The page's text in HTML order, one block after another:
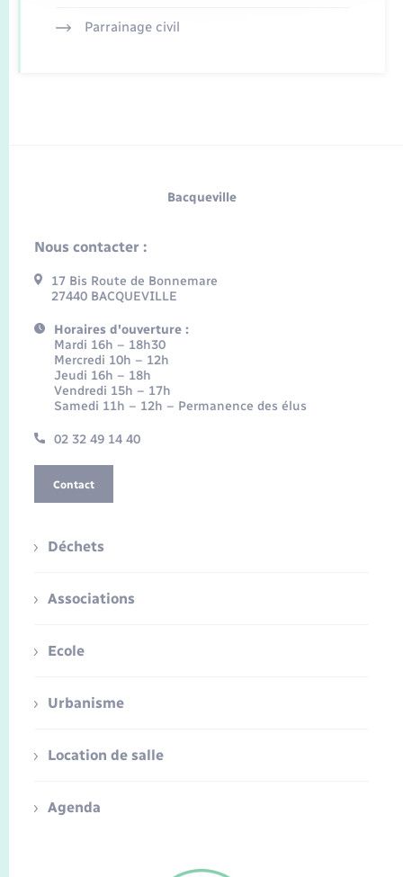
Parrainage civil
Bacqueville
Nous contacter :
17 Bis Route de Bonnemare
27440 BACQUEVILLE
Horaires d'ouverture :
Mardi 16h – 18h30
Mercredi 10h – 12h
Jeudi 16h – 18h
Vendredi 15h – 17h
Samedi 11h – 12h – Permanence des élus
02 32 49 14 40
Contact
Déchets
Associations
Ecole
Urbanisme
Location de salle
Agenda